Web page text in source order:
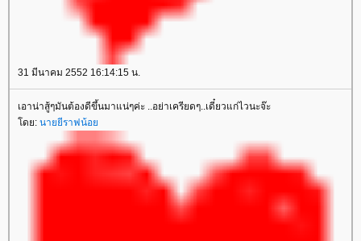
31 มีนาคม 2552 16:14:15 น.
เอาน่าสู้ๆมันต้องดีขึ้นมาแน่ๆค่ะ ..อย่าเครียดๆ..เดี๋ยวแก่ไวนะจ๊ะ
ดย: นายยีราฟน้อ